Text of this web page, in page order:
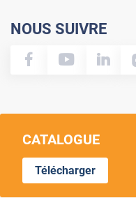
NOUS SUIVRE
CATALOGUE
Télécharger